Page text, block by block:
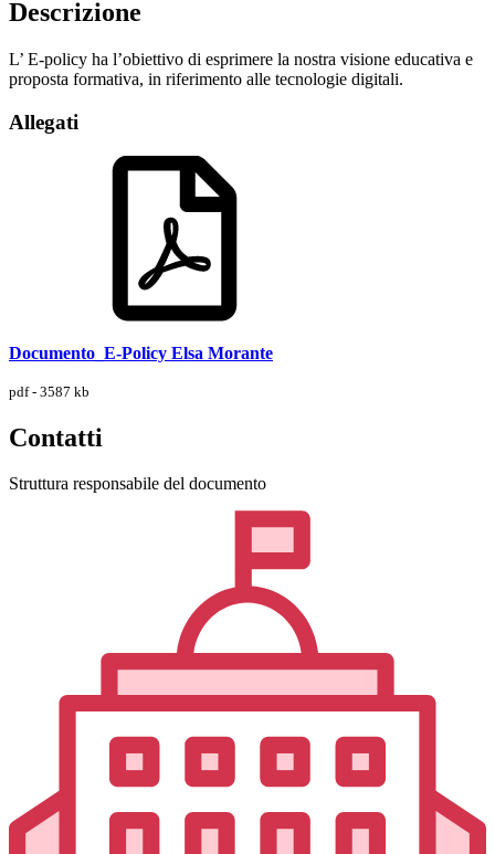
Descrizione
L’ E-policy ha l’obiettivo di esprimere la nostra visione educativa e
proposta formativa, in riferimento alle tecnologie digitali.
Allegati
Documento_E-Policy Elsa Morante
pdf - 3587 kb
Contatti
Struttura responsabile del documento